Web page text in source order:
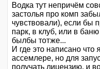
Водка тут непричём
застолья про комп
чувствовали), если бы
парк, в клуб, или в
былбы тотже...
И где это написано что
ассемлере, но для
получать лицензию, и